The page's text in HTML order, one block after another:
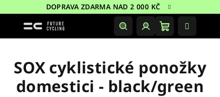
na
DOPRAVA ZDARMA NAD 2 000 KČ
HledatPřihlášeníNákupní
SOX cyklistické ponožky
domestici - black/green